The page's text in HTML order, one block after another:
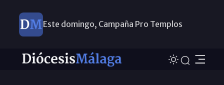
Este domingo, Campaña Pro Templos